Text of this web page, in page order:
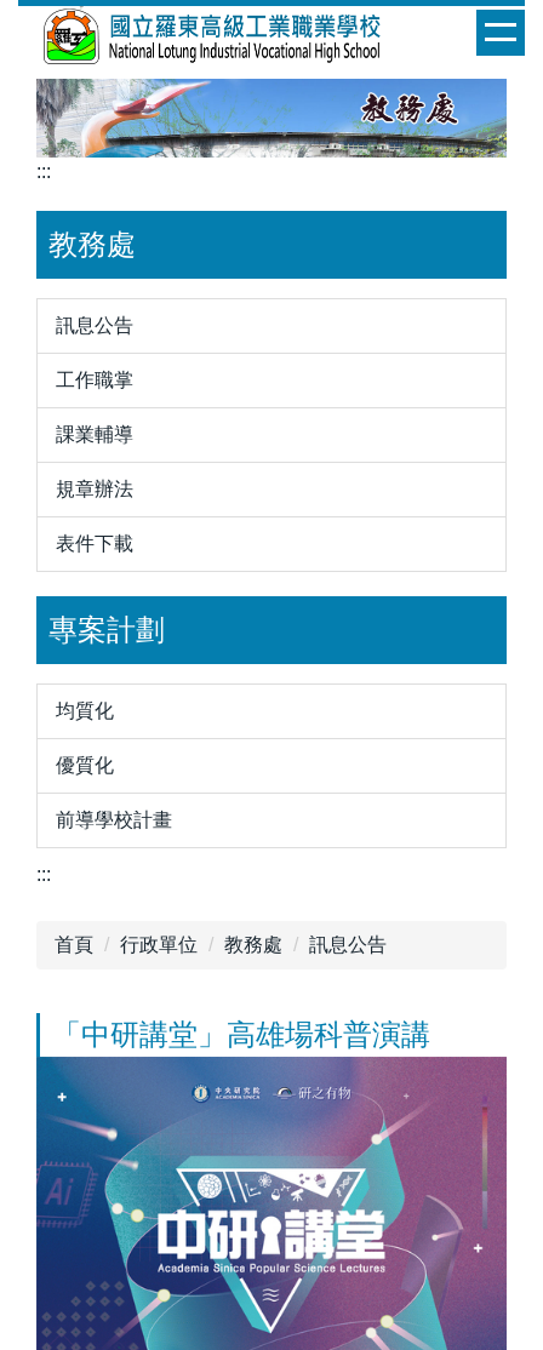
:::
教務處
訊息公告
工作職掌
課業輔導
規章辦法
表件下載
專案計劃
均質化
優質化
前導學校計畫
:::
首頁 行政單位 教務處 訊息公告
「中研講堂」高雄場科普演講